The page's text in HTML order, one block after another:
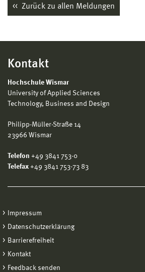
Zurück zu allen Meldungen
Kontakt
Hochschule Wismar
University of Applied Sciences
Technology, Business and Design
Philipp-Müller-Straße 14
23966 Wismar
Telefon +49 3841 753-0
Telefax +49 3841 753-73 83
Impressum
Datenschutzerklärung
Barrierefreiheit
Kontakt
Feedback senden